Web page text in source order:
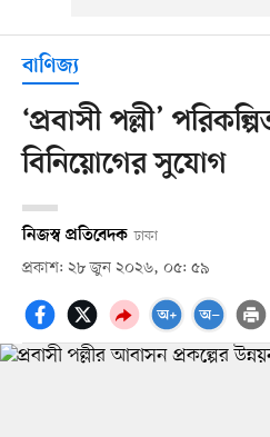
বাণিজ্য
‘প্রবাসী পল্লী’
বিনিয়োগের সুযোগ
নিজস্ব প্রতিবেদক ঢাকা
প্রকাশ: ২৮ জুন ২০২৬, ০৫: ৫৯